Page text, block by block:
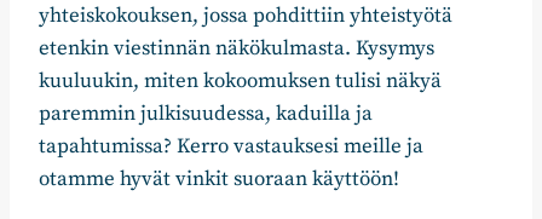
yhteiskokouksen, jossa pohdittiin yhteistyötä
etenkin viestinnän näkökulmasta. Kysymys
kuuluukin, miten kokoomuksen tulisi näkyä
paremmin julkisuudessa, kaduilla ja
tapahtumissa? Kerro vastauksesi meille ja
otamme hyvät vinkit suoraan käyttöön!